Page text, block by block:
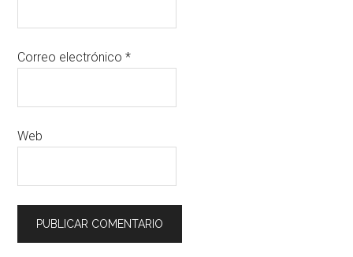
Correo electrónico*
Web